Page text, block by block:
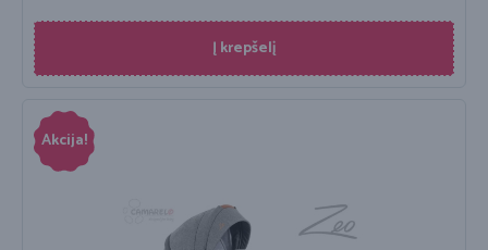
Į krepšelį
Akcija!